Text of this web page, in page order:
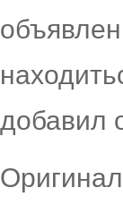
добавил